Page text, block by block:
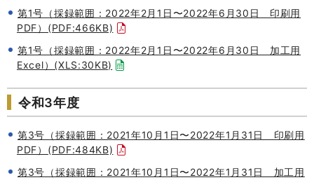
第1号（採録範囲：2022年2月1日〜2022年6月30日 印刷用
PDF）(PDF:466KB)
第1号（採録範囲：2022年2月1日〜2022年6月30日 加工用
Excel）(XLS:30KB)
令和3年度
第3号（採録範囲：2021年10月1日〜2022年1月31日 印刷用
PDF）(PDF:484KB)
第3号（採録範囲：2021年10月1日〜2022年1月31日 加工用